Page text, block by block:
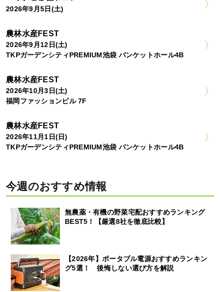
2026年9月5日(土)
農林水産FEST
2026年9月12日(土)
TKPガーデンシティPREMIUM池袋 バンケットホール4B
農林水産FEST
2026年10月3日(土)
福岡ファッションビル 7F
農林水産FEST
2026年11月1日(日)
TKPガーデンシティPREMIUM池袋 バンケットホール4B
今週のおすすめ情報
無農薬・有機の野菜宅配おすすめランキング
BEST5！【厳選8社を徹底比較】
【2026年】ポータブル電源おすすめランキン
グ5選！ 後悔しない選び方を解説